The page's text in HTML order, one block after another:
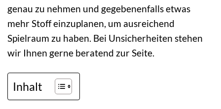
genau zu nehmen und gegebenenfalls etwas
mehr Stoff einzuplanen, um ausreichend
Spielraum zu haben. Bei Unsicherheiten stehen
wir Ihnen gerne beratend zur Seite.
Inhalt